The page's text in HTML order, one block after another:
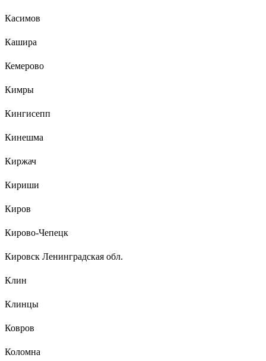
Касимов
Кашира
Кемерово
Кимры
Кингисепп
Кинешма
Киржач
Кириши
Киров
Кирово-Чепецк
Кировск Ленинградская обл.
Клин
Клинцы
Ковров
Коломна